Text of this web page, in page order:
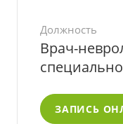
Должность
Врач-
ЗАПИСЬ